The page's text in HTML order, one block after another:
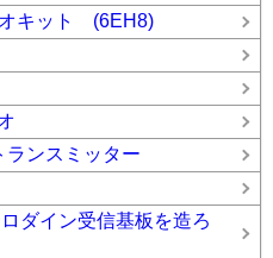
キット (6EH8)
ランスミッター
ダイン受信基板を造ろ